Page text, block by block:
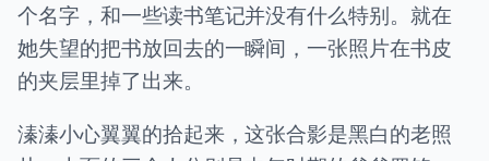
个名字，和一些读书笔记并没有什么特别。就在
她失望的把书放回去的一瞬间，一张照片在书皮
的夹层里掉了出来。
溱溱小心翼翼的拾起来，这张合影是黑白的老照